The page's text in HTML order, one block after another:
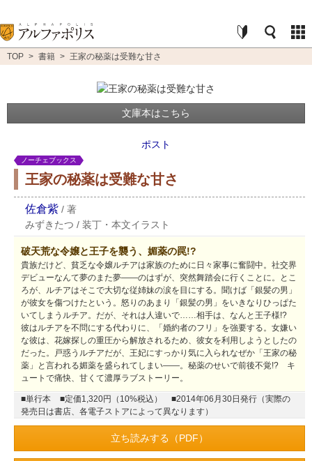
TOP > 書籍 > 王家の秘薬は受難な甘さ
文庫本はこちら
ポスト
ノーチェブックス
王家の秘薬は受難な甘さ
佐倉紫 / 著
みずきたつ / 装丁・本文イラスト
破天荒な令嬢と王子を襲う、媚薬の罠!?
貴族だけど、貧乏な令嬢ルチアは家族のために日々家事に奮闘中。社交界
デビューなんて夢のまた夢――のはずが、突然舞踏会に行くことに。とこ
ろが、ルチアはそこで大切な従姉妹の涙を目にする。聞けば「銀髪の男」
が彼女を傷つけたという。怒りのあまり「銀髪の男」をいきなりひっぱた
いてしまうルチア。だが、それは人違いで……相手は、なんと王子様!?
彼はルチアを不問にする代わりに、「婚約者のフリ」を強要する。女嫌い
な彼は、花嫁探しの重圧から解放されるため、彼女を利用しようとしたの
だった。戸惑うルチアだが、王妃にすっかり気に入られなぜか「王家の秘
薬」と言われる媚薬を盛られてしまい――。秘薬のせいで前後不覚!? キ
ュートで痛快、甘くて濃厚ラブストーリー。
■単行本 ■定価1,320円（10%税込）
■2014年06月30日発行（実際の
発売日は書店、各電子ストアによって異なります）
立ち読みする（PDF）